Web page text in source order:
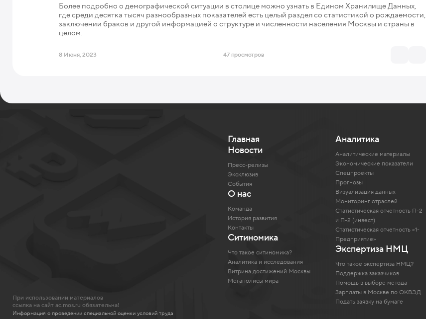
Более подробно о демографической ситуации в столице можно узнать в Едином Хранилище Данных,
где среди десятка тысяч разнообразных показателей есть целый раздел со статистикой о рождаемости,
заключении браков и другой информацией о структуре и численности населения Москвы и страны в
целом.
8 Июня, 2023 47 просмотров
При использовании материалов
ссылка на сайт ac.mos.ru обязательна!
Информация о проведении специальной оценки условий труда
Главная
Новости
Пресс-релизы
Эксклюзив
События
О нас
Команда
История развития
Контакты
Ситиномика
Что такое ситиномика?
Аналитика и исследования
Витрина достижений Москвы
Мегаполисы мира
Аналитика
Аналитические материалы
Экономические показатели
Спецпроекты
Прогнозы
Визуализация данных
Мониторинг отраслей
Статистическая отчетность П-2
и П-2 (инвест)
Статистическая отчетность «1-
Предприятие»
Экспертиза НМЦ
Что такое экспертиза НМЦ?
Поддержка заказчиков
Помощь в выборе метода
Зарплаты в Москве по ОКВЭД
Подать заявку на бумаге